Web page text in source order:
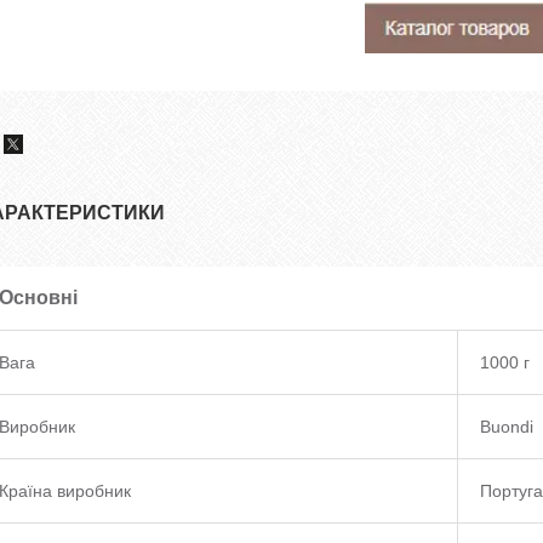
Основні
Вага 1000 г
Виробник Buondi
Країна виробник